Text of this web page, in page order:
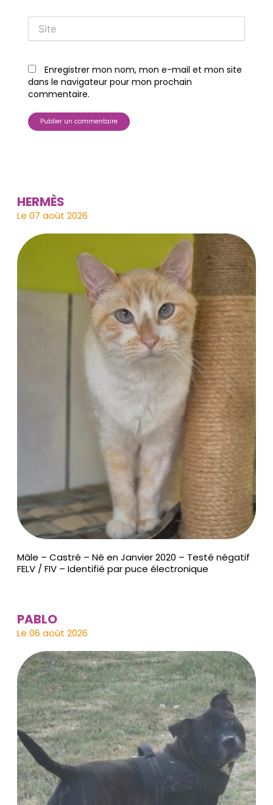
Site
Enregistrer mon nom, mon e-mail et mon site
dans le navigateur pour mon prochain
commentaire.
HERMÈS
Le 07 août 2026
Mâle – Castré – Né en Janvier 2020 – Testé négatif
FELV / FIV – Identifié par puce électronique
PABLO
Le 06 août 2026